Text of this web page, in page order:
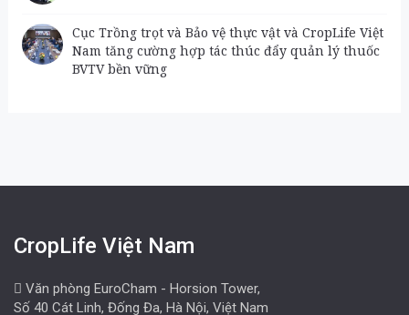
Cục Trồng trọt và Bảo vệ thực vật và CropLife Việt
Nam tăng cường hợp tác thúc đẩy quản lý thuốc
BVTV bền vững
CropLife Việt Nam
Văn phòng EuroCham - Horsion Tower,
Số 40 Cát Linh, Đống Đa, Hà Nội, Việt Nam